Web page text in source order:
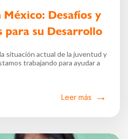
México: Desafíos y
para su Desarrollo
situación actual de la juventud y
trabajando para ayudar a
Leer más